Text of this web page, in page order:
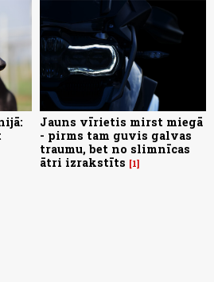
Jauns vīrietis mirst miegā
- pirms tam guvis galvas
traumu, bet no slimnīcas
ātri izrakstīts
1